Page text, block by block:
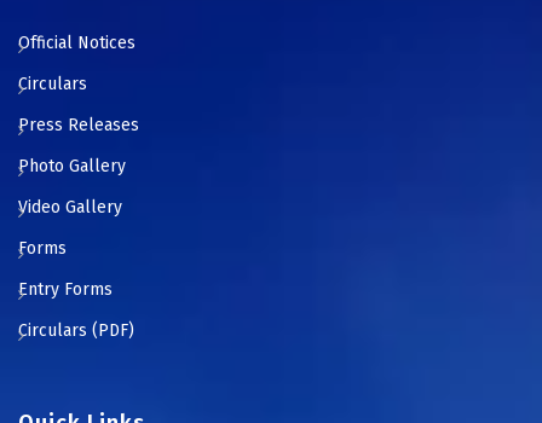
Official Notices
Circulars
Press Releases
Photo Gallery
Video Gallery
Forms
Entry Forms
Circulars (PDF)